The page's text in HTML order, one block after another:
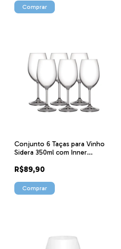
Conjunto 6 Taças para Vinho
Sidera 350ml com Inner
R$89,90